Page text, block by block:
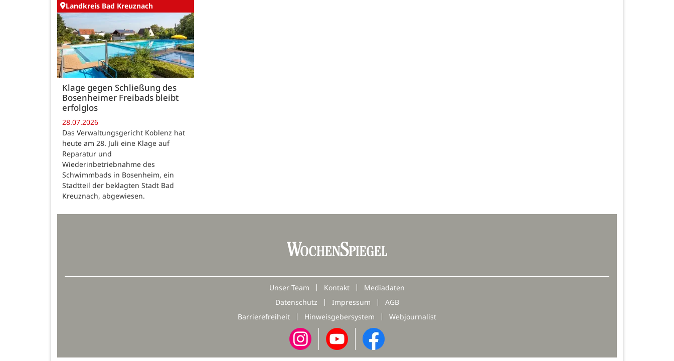
Landkreis Bad Kreuznach
Klage gegen Schließung des
Bosenheimer Freibads bleibt
erfolglos
28.07.2026
Das Verwaltungsgericht Koblenz hat
heute am 28. Juli eine Klage auf
Reparatur und
Wiederinbetriebnahme des
Schwimmbads in Bosenheim, ein
Stadtteil der beklagten Stadt Bad
Kreuznach, abgewiesen.
Unser Team Kontakt
Mediadaten
Datenschutz
Impressum
AGB
Barrierefreiheit
Hinweisgebersystem Webjournalist